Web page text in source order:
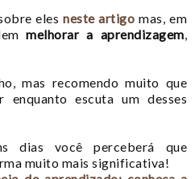
elesneste artigo mas, em
melhorar a aprendizagem
mas recomendo muito que
enquanto escuta um desses
dias você perceberá que
muito mais significativa!